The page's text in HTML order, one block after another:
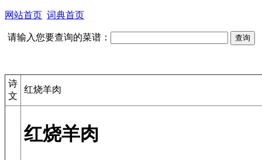
网站首页 词典首页
请输入您要查询的菜谱：
诗
文
红烧羊肉
红烧羊肉